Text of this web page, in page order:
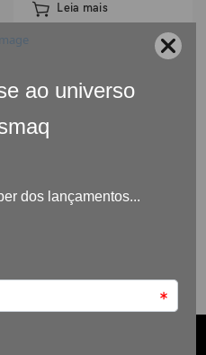
Leia mais